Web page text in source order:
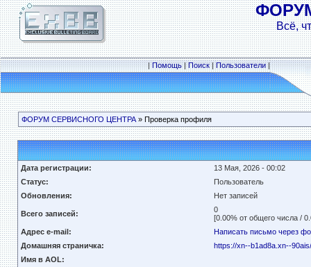
Всё,
|Помощь|Поиск|Пользователи|
ФОРУМ СЕРВИСНОГО ЦЕНТРА» Проверка профиля
Дата регистрации:
13 Мая, 2026 - 00:02
Статус:
Пользователь
Обновления:
Нет записей
Всего записей:
0
[0.00% от общего числа /
Адрес e-mail:
Написать письмо через
Домашняя страничка:
https://xn--b1ad8a.xn--90ais/
Имя в AOL: